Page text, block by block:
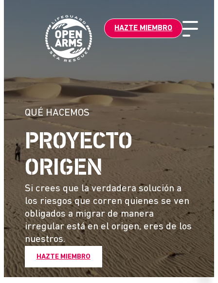
HAZTE MIEMBRO
QUÉ HACEMOS
PROYECTO
ORIGEN
Si crees que la verdadera solución a
los riesgos que corren quienes se ven
obligados a migrar de manera
irregular está en el origen, eres de los
nuestros.
HAZTE MIEMBRO